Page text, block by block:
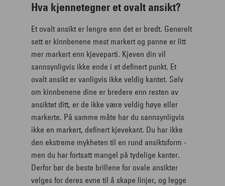
Hva kjennetegner et ovalt ansikt?
Et ovalt ansikt er lengre enn det er bredt. Generelt
sett er kinnbenene mest markert og panne er litt
mer markert enn kjeveparti. Kjeven din vil
sannsynligvis ikke ende i et definert punkt. Et
ovalt ansikt er vanligvis ikke veldig kantet. Selv
om kinnbenene dine er bredere enn resten av
ansiktet ditt, er de ikke være veldig høye eller
markerte. På samme måte har du sannsynligvis
ikke en markert, definert kjevekant. Du har ikke
den ekstreme mykheten til en rund ansiktsform -
men du har fortsatt mangel på tydelige kanter.
Derfor bør de beste brillene for ovale ansikter
velges for deres evne til å skape linjer, og legge